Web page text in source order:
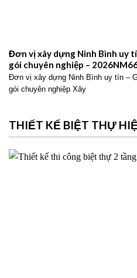
Đơn vị xây dựng Ninh Bình uy
gói chuyên nghiệp –
Đơn vị xây dựng Ninh Bình uy tín –
gói chuyên nghiệp Xây
THIẾT KẾ BIỆT THỰ